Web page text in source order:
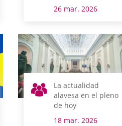
pintor Javier Ortiz
26 mar. 2026
La actualidad
alavesa en el pleno
de hoy
18 mar. 2026